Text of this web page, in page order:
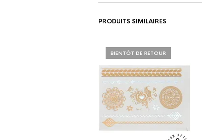
PRODUITS SIMILAIRES
BIENTÔT DE RETOUR